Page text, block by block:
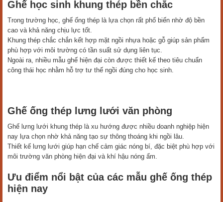
Ghế học sinh khung thép bền chắc
Trong trường học, ghế ống thép là lựa chọn rất phổ biến nhờ độ bền
cao và khả năng chịu lực tốt.
Khung thép chắc chắn kết hợp mặt ngồi nhựa hoặc gỗ giúp sản phẩm
phù hợp với môi trường có tần suất sử dụng liên tục.
Ngoài ra, nhiều mẫu ghế hiện đại còn được thiết kế theo tiêu chuẩn
công thái học nhằm hỗ trợ tư thế ngồi đúng cho học sinh.
Ghế ống thép lưng lưới văn phòng
Ghế lưng lưới khung thép là xu hướng được nhiều doanh nghiệp hiện
nay lựa chọn nhờ khả năng tạo sự thông thoáng khi ngồi lâu.
Thiết kế lưng lưới giúp hạn chế cảm giác nóng bí, đặc biệt phù hợp với
môi trường văn phòng hiện đại và khí hậu nóng ẩm.
Ưu điểm nổi bật của các mẫu ghế ống thép
hiện nay